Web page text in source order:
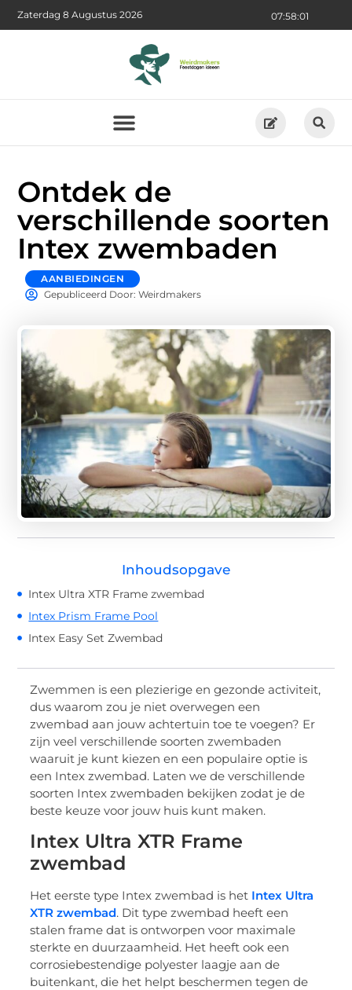
07:58:03
Zaterdag 8 Augustus 2026
Ontdek de
verschillende soorten
Intex zwembaden
AANBIEDINGEN
Gepubliceerd Door: Weirdmakers
Inhoudsopgave
Intex Ultra XTR Frame zwembad
Intex Prism Frame Pool
Intex Easy Set Zwembad
Zwemmen is een plezierige en gezonde activiteit,
dus waarom zou je niet overwegen een
zwembad aan jouw achtertuin toe te voegen? Er
zijn veel verschillende soorten zwembaden
waaruit je kunt kiezen en een populaire optie is
een Intex zwembad. Laten we de verschillende
soorten Intex zwembaden bekijken zodat je de
beste keuze voor jouw huis kunt maken.
Intex Ultra XTR Frame
zwembad
Het eerste type Intex zwembad is het Intex Ultra
XTR zwembad. Dit type zwembad heeft een
stalen frame dat is ontworpen voor maximale
sterkte en duurzaamheid. Het heeft ook een
corrosiebestendige polyester laagje aan de
buitenkant, die het helpt beschermen tegen de